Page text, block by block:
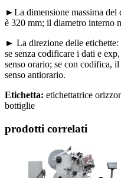
►La dimensione massima del
è 320 mm; il diametro interno
► La direzione delle etichette:
se senza codificare i dati e
senso orario; se con codifica,
senso antiorario.
Etichetta: etichettatrice
bottiglie
prodotti correlati